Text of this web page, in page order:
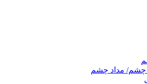
مداد چشم